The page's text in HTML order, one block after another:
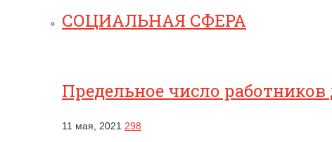
СОЦИАЛЬНАЯ СФЕРА
Предельное число
11 мая, 2021 298